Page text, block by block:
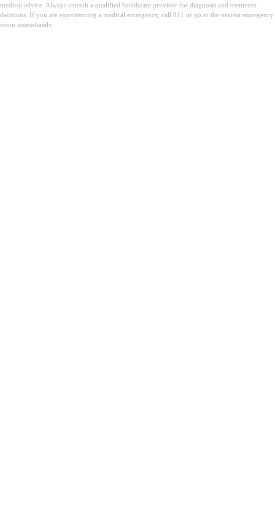
medical advice. Always consult a qualified healthcare provider for diagnosis and treatment
decisions. If you are experiencing a medical emergency, call 911 or go to the nearest emergency
room immediately.